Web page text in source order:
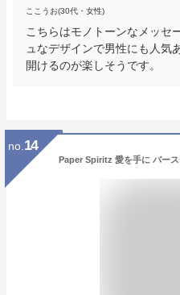
ここうお(30代・女性)
こちらはモノトーンなメッセ
ュなデザインで男性にも人気
開けるのが楽しそうです。
no. 14